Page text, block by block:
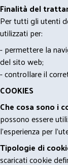
Finalità del
Per tutti gli utenti
utilizzati per:
- permettere la
del sito web;
- controllare il
COOKIES
Che cosa sono i
possono essere
l'esperienza per
Tipologie di
scaricati cookie